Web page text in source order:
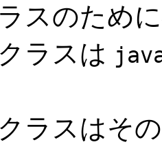
スのため
ラスは
ラスはそ